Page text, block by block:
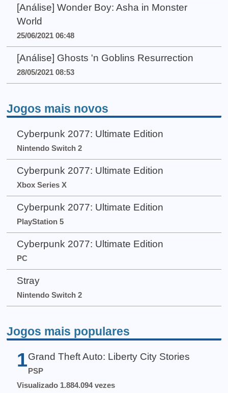
[Análise] Wonder Boy: Asha in Monster
World
25/06/2021 06:48
[Análise] Ghosts 'n Goblins Resurrection
28/05/2021 08:53
Jogos mais novos
Cyberpunk 2077: Ultimate Edition
Nintendo Switch 2
Cyberpunk 2077: Ultimate Edition
Xbox Series X
Cyberpunk 2077: Ultimate Edition
PlayStation 5
Cyberpunk 2077: Ultimate Edition
PC
Stray
Nintendo Switch 2
Jogos mais populares
1 Grand Theft Auto: Liberty City Stories
PSP
Visualizado 1.884.094 vezes